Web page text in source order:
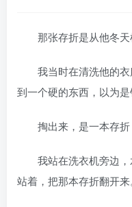
那张存折是从他冬天
我当时在清洗他的衣
到一个硬的东西，以为是
掏出来，是一本存折
我站在洗衣机旁边，
站着，把那本存折翻开来